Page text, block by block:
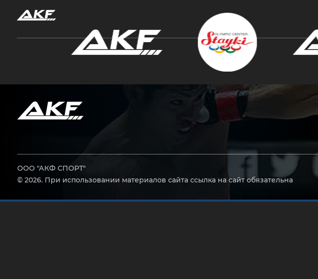
ООО "АКФ СПОРТ"
© 2026. При использовании материалов сайта ссылка на сайт обязательна
Нажмите Enter для поиска или Esc, чтобы закрыть